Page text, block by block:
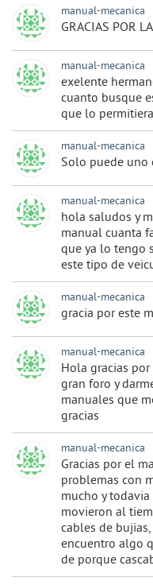
manual-mecanica
GRACIAS POR
manual-mecanica
exelente
cuanto busque
que lo
manual-mecanica
Solo puede uno
manual-mecanica
hola saludos y
manual cuanta
que ya lo tengo
este tipo de
manual-mecanica
gracia por este
manual-mecanica
Hola gracias
gran foro y
manuales que
gracias
manual-mecanica
Gracias por el
problemas con
mucho y
movieron al
cables de
encuentro algo
de porque